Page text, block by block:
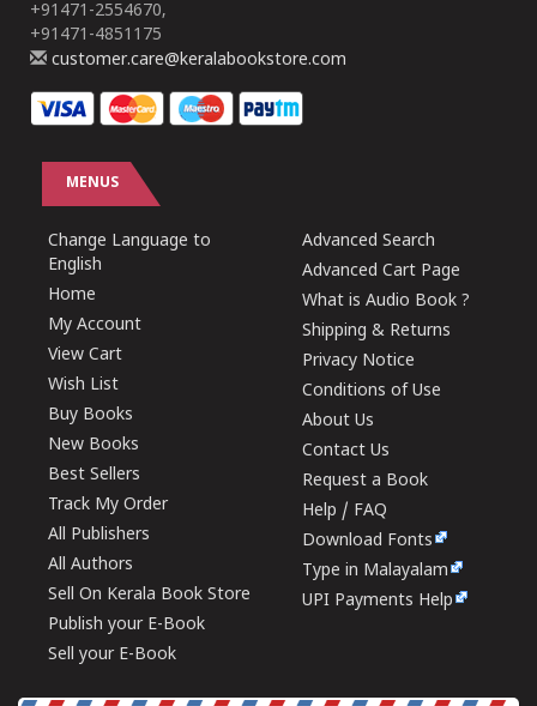
+91471-2554670,
+91471-4851175
customer.care@keralabookstore.com
MENUS
Change Language to
English
Home
My Account
View Cart
Wish List
Buy Books
New Books
Best Sellers
Track My Order
All Publishers
All Authors
Sell On Kerala Book Store
Publish your E-Book
Sell your E-Book
Advanced Search
Advanced Cart Page
What is Audio Book ?
Shipping & Returns
Privacy Notice
Conditions of Use
About Us
Contact Us
Request a Book
Help / FAQ
Download Fonts
Type in Malayalam
UPI Payments Help